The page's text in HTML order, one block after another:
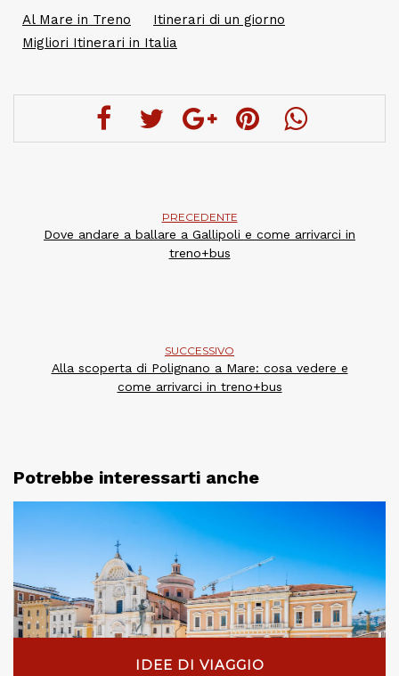
Al Mare in Treno
Itinerari di un giorno
Migliori Itinerari in Italia
PRECEDENTE
Dove andare a ballare a Gallipoli e come arrivarci in
treno+bus
SUCCESSIVO
Alla scoperta di Polignano a Mare: cosa vedere e
come arrivarci in treno+bus
Potrebbe interessarti anche
IDEE DI VIAGGIO